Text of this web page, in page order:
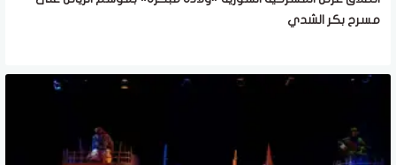
مسرح بكر الشدي